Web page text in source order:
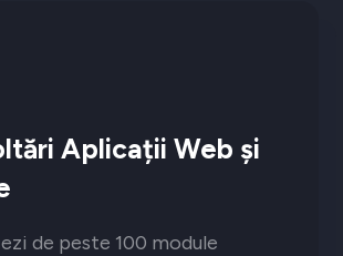
Aplicații Web și
de peste 100 module